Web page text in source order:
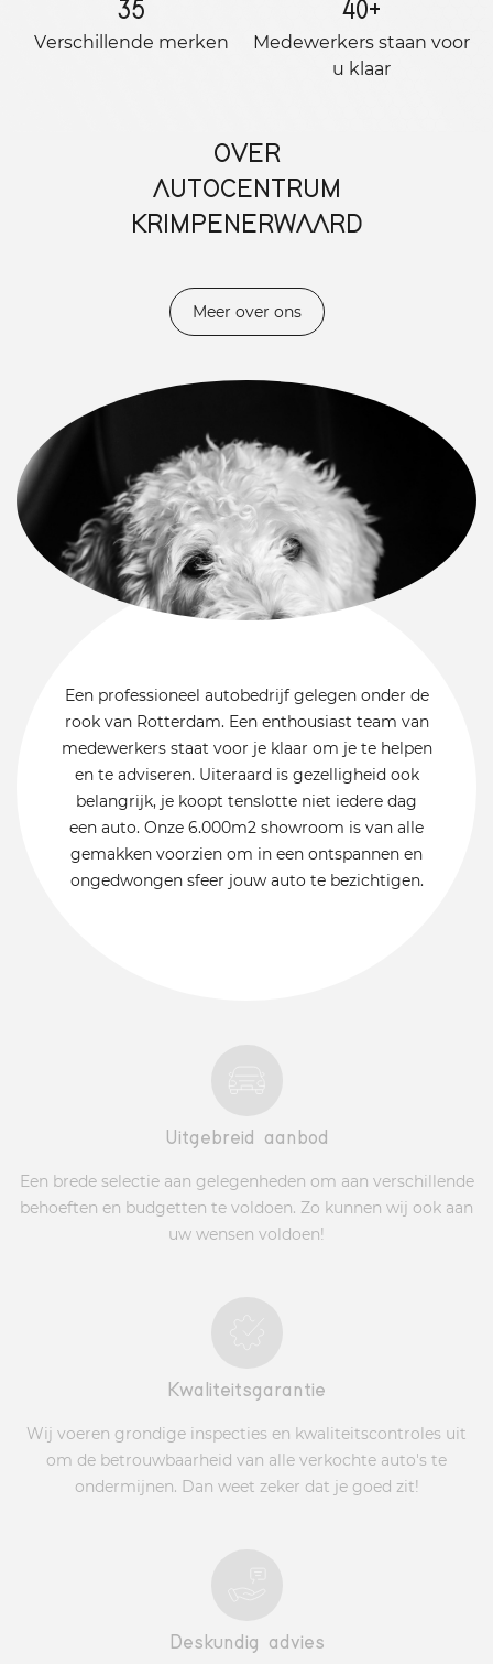
35
Verschillende merken
40+
Medewerkers staan ​​voor
u klaar
OVER
AUTOCENTRUM
KRIMPENERWAARD
Meer over ons
Een professioneel autobedrijf gelegen onder de
rook van Rotterdam. Een enthousiast team van
medewerkers staat voor je klaar om je te helpen
en te adviseren. Uiteraard is gezelligheid ook
belangrijk, je koopt tenslotte niet iedere dag
een auto. Onze 6.000m2 showroom is van alle
gemakken voorzien om in een ontspannen en
ongedwongen sfeer jouw auto te bezichtigen.
Uitgebreid aanbod
Een brede selectie aan gelegenheden om aan verschillende
behoeften en budgetten te voldoen. Zo kunnen wij ook aan
uw wensen voldoen!
Kwaliteitsgarantie
Wij voeren grondige inspecties en kwaliteitscontroles uit
om de betrouwbaarheid van alle verkochte auto's te
ondermijnen. Dan weet zeker dat je goed zit!
Deskundig advies